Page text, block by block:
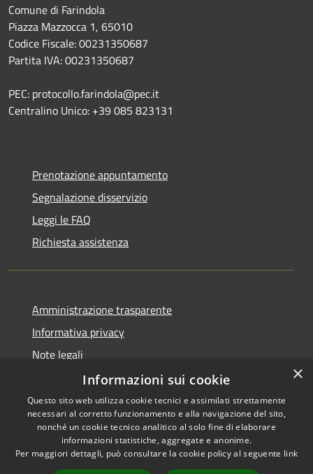
Comune di Farindola
Piazza Mazzocca 1, 65010
Codice Fiscale: 00231350687
Partita IVA: 00231350687
PEC: protocollo.farindola@pec.it
Centralino Unico: +39 085 823131
Prenotazione appuntamento
Segnalazione disservizio
Leggi le FAQ
Richiesta assistenza
Amministrazione trasparente
Informativa privacy
Note legali
Dichiarazione di accessibilità
RSS
Accessibilità
Copyright © 2026 • Comune di
Farindola • Powered by
×
Informazioni sui cookie
Questo sito web utilizza cookie tecnici e assimilati strettamente
necessari al corretto funzionamento e alla navigazione del sito,
nonché un cookie tecnico analitico al solo fine di elaborare
informazioni statistiche, aggregate e anonime.
Per maggiori dettagli, può consultare la cookie policy al seguente link